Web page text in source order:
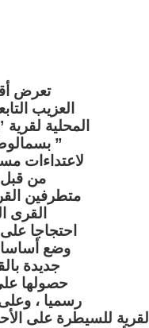
تعرض
العزيب
المحلية
” بسمالوط
لاعتداءات
من
متطرفين
القرى
احتجاجا
وضع
جديدة
حصولها
رسميا ،
للسيطرة على